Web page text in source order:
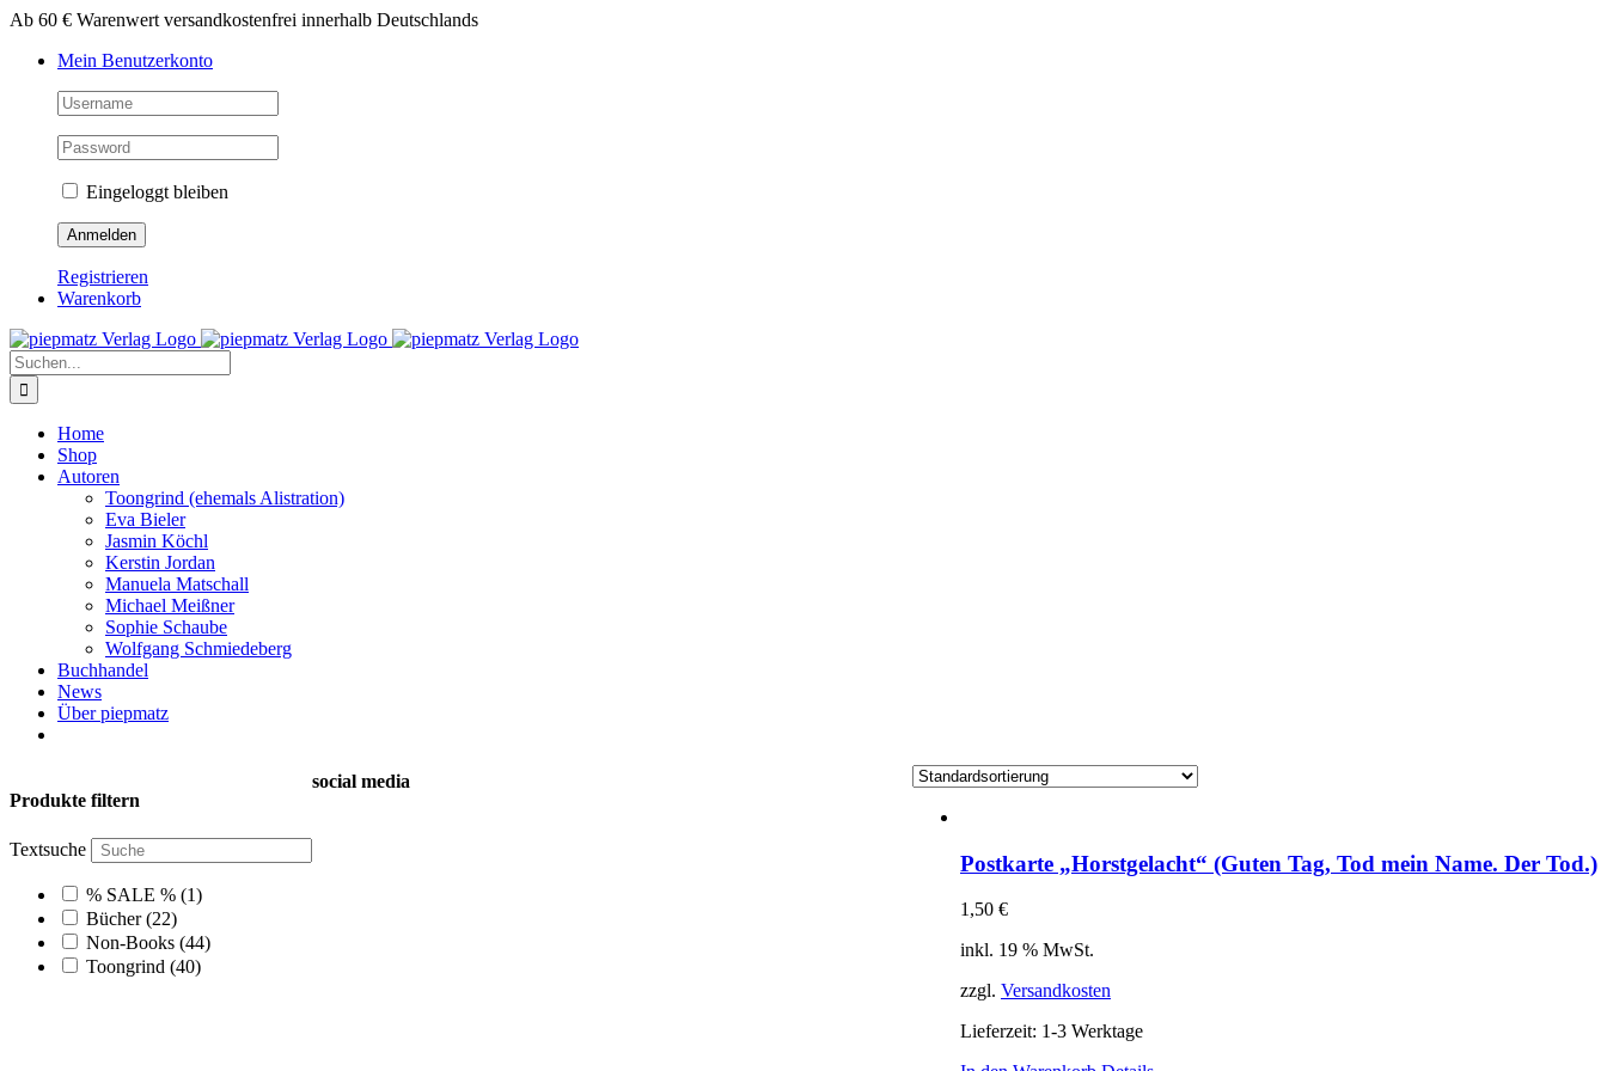
Zum
springen
Ab 60 € Warenwert versandkostenfrei innerhalb Deutschlands
Mein Benutzerkonto
Eingeloggt bleiben
Registrieren
Warenkorb
Suche
nach:
Home
Shop
Autoren
Toongrind (ehemals Alistration)
Eva Bieler
Jasmin Köchl
Kerstin Jordan
Manuela Matschall
Michael Meißner
Sophie Schaube
Wolfgang Schmiedeberg
Buchhandel
News
Über piepmatz
Postkarte „Horstgelacht“ (Guten Tag, Tod mein Name. Der Tod.)
1,50 €
inkl. 19 % MwSt.
zzgl. Versandkosten
Lieferzeit: 1-3 Werktage
Produkte filtern
Textsuche
% SALE % (1)
Bücher(22)
Non-Books (44)
Toongrind (40)
social media